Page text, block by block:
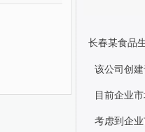
长春某食品
该公司创
目前企业
考虑到企